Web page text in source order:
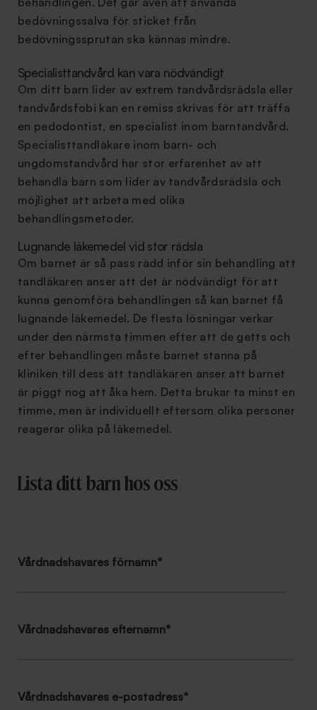
bedövningssalva för sticket från
bedövningssprutan ska kännas mindre.
Specialisttandvård kan vara nödvändigt
Om ditt barn lider av extrem tandvårdsrädsla eller
tandvårdsfobi kan en remiss skrivas för att träffa
en pedodontist, en specialist inom barntandvård.
Specialisttandläkare inom barn- och
ungdomstandvård har stor erfarenhet av att
behandla barn som lider av tandvårdsrädsla och
möjlighet att arbeta med olika
behandlingsmetoder.
Lugnande läkemedel vid stor rädsla
Om barnet är så pass rädd inför sin behandling att
tandläkaren anser att det är nödvändigt för att
kunna genomföra behandlingen så kan barnet få
lugnande läkemedel. De flesta lösningar verkar
under den närmsta timmen efter att de getts och
efter behandlingen måste barnet stanna på
kliniken till dess att tandläkaren anser att barnet
är piggt nog att åka hem. Detta brukar ta minst en
timme, men är individuellt eftersom olika personer
reagerar olika på läkemedel.
Lista ditt barn hos oss
Vårdnadshavares förnamn*
Vårdnadshavares efternamn*
Vårdnadshavares e-postadress*